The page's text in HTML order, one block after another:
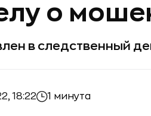
о
в следственный
18:22 1 минута